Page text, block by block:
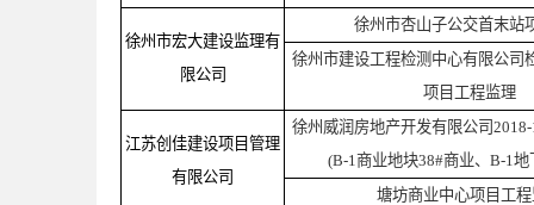
徐州市宏大建设监理有
限公司
徐州市杏山子公交首末站
徐州市建设工程检测中心有限公司
项目工程监理
江苏创佳建设项目管理
有限公司
徐州威润房地产开发有限公司
(B-1商业地块38#商业、B-1地
塘坊商业中心项目工